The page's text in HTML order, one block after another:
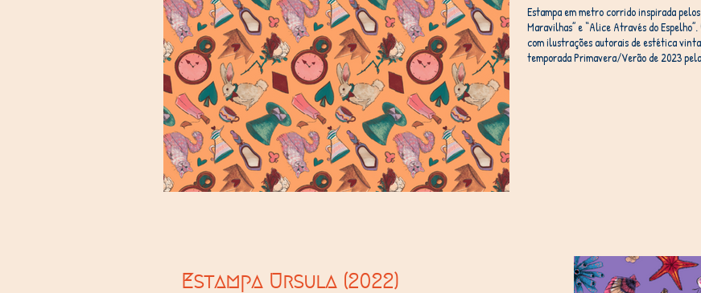
Estampa em metro corrido inspirada
Maravilhas” e “Alice Através do
com ilustrações autorais de estética
temporada Primavera/Verão de 2023 pela
Estampa Ursula (2022)